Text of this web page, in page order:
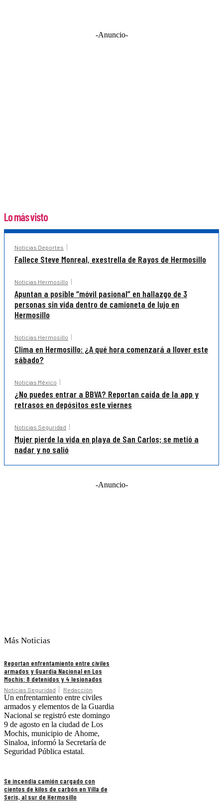
-Anuncio-
Lo más visto
Noticias Deportes
Fallece Steve Monreal, exestrella de Rayos de Hermosillo
Noticias Hermosillo
Apuntan a posible “móvil pasional” en hallazgo de 3
personas sin vida dentro de camioneta de lujo en
Hermosillo
Noticias Hermosillo
Clima en Hermosillo: ¿A qué hora comenzará a llover este
sábado?
Noticias México
¿No puedes entrar a BBVA? Reportan caída de la app y
retrasos en depósitos este viernes
Noticias Seguridad
Mujer pierde la vida en playa de San Carlos; se metió a
nadar y no salió
-Anuncio-
Más Noticias
Reportan enfrentamiento entre civiles
armados y Guardia Nacional en Los
Mochis: 8 detenidos y 4 lesionados
Noticias Seguridad Redacción
Un enfrentamiento entre civiles
armados y elementos de la Guardia
Nacional se registró este domingo
9 de agosto en la ciudad de Los
Mochis, municipio de Ahome,
Sinaloa, informó la Secretaría de
Seguridad Pública estatal.
Se incendia camión cargado con
cientos de kilos de carbón en Villa de
Seris, al sur de Hermosillo